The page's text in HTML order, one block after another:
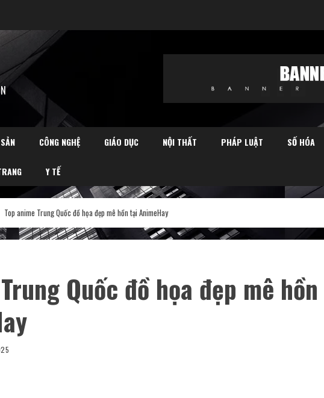
CÔNG NGHỆ GIÁO DỤC NỘI THẤT PHÁP LUẬT SỐ HÓA
Y TẾ
Top anime Trung Quốc đồ họa đẹp mê hồn tại AnimeHay
Quốc đồ họa đẹp mê hồn